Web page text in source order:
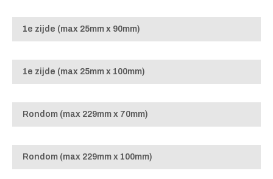
1e zijde (max 25mm x 90mm)
1e zijde (max 25mm x 100mm)
Rondom (max 229mm x 70mm)
Rondom (max 229mm x 100mm)